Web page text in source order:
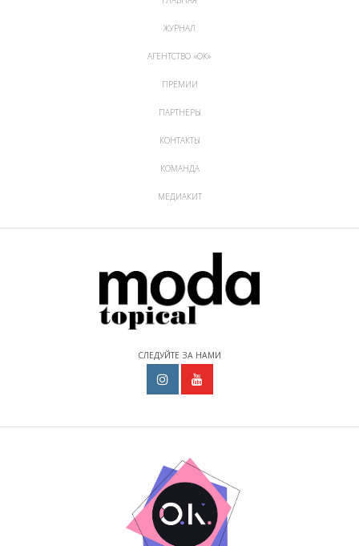
ЖУРНАЛ
АГЕНТСТВО «ОК»
ПРЕМИИ
ПАРТНЕРЫ
КОНТАКТЫ
КОМАНДА
МЕДИАКИТ
СЛЕДУЙТЕ ЗА НАМИ